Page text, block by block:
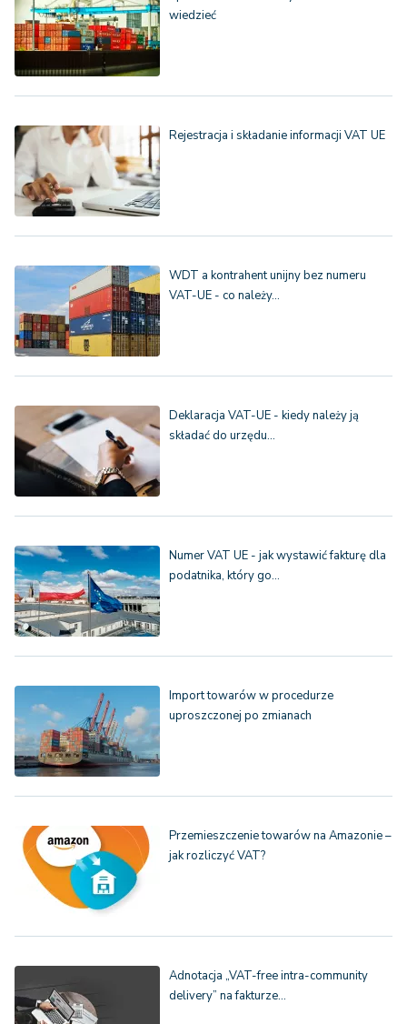
wiedzieć
Rejestracja i składanie informacji VAT UE
WDT a kontrahent unijny bez numeru
VAT-UE - co należy…
Deklaracja VAT-UE - kiedy należy ją
składać do urzędu…
Numer VAT UE - jak wystawić fakturę dla
podatnika, który go…
Import towarów w procedurze
uproszczonej po zmianach
Przemieszczenie towarów na Amazonie –
jak rozliczyć VAT?
Adnotacja „VAT-free intra-community
delivery” na fakturze…